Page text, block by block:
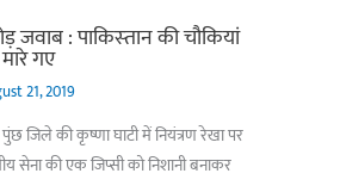
जवाब : पाकिस्‍तान की चौकियां
गए
21, 2019
जिले की कृष्णा घाटी में नियंत्रण रेखा पर
सेना की एक जिप्सी को निशानी बनाकर